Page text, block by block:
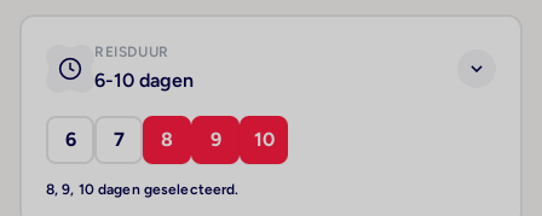
REISDUUR
6-10 dagen
6 7 8 9 10
8, 9, 10 dagen geselecteerd.